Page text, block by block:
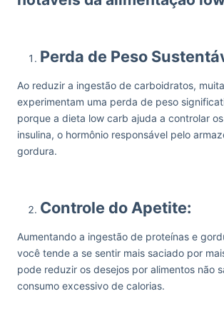
Perda de Peso
Ao reduzir a ingestão de carboidratos,
experimentam uma perda de peso
porque a dieta low carb ajuda a controlar
insulina, o hormônio responsável pelo
gordura.
Controle do Apetite:
Aumentando a ingestão de proteínas e
você tende a se sentir mais saciado por
pode reduzir os desejos por alimentos não
consumo excessivo de calorias.